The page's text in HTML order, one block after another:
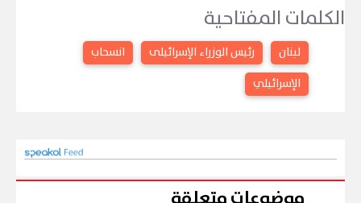
الكلمات المفتاحية
لبنان رئيس الوزراء الإسرائيلى
انسحاب
الإسرائيلي